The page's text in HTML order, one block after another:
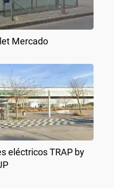
Mercado
eléctricos TRAP by